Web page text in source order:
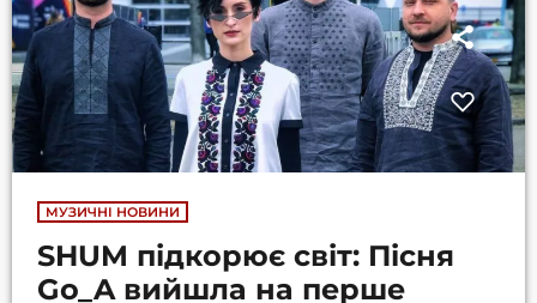
МУЗИЧНІ НОВИНИ
SHUM підкорює світ: Пісня
Go_A вийшла на перше